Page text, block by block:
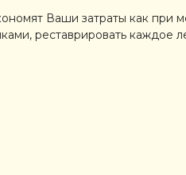
Ваши затраты как при
реставрировать каждое